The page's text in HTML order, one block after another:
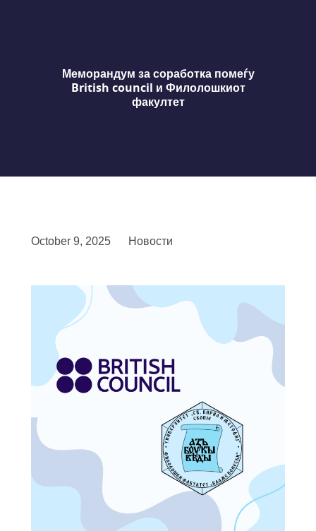
Меморандум за соработка помеѓу
British council и Филолошкиот
факултет
October 9, 2025 Новости